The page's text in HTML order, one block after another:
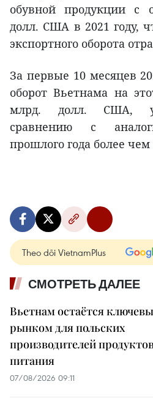
обувной продукции с
долл. США в 2021 году,
экспортного оборота
За первые 10 месяцев
оборот Вьетнама на
млрд. долл. США,
сравнению с
прошлого года более чем
Theo dõi VietnamPlus
СМОТРЕТЬ ДАЛЕЕ
Вьетнам остаётся
рынком для польских
производителей
питания
07/08/2026 09:11